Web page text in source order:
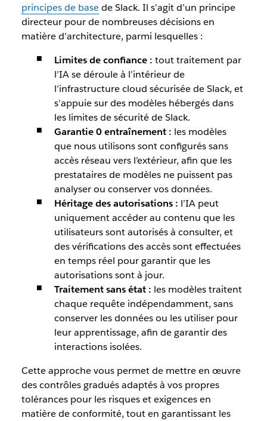
principes de basede Slack. Il s’agit d’un principe
directeur pour de nombreuses décisions en
matière d’architecture, parmi lesquelles :
Limites de confiance : tout traitement par
l’IA se déroule à l’intérieur de
l’infrastructure cloud sécurisée de Slack, et
s’appuie sur des modèles hébergés dans
les limites de sécurité de Slack.
Garantie 0 entraînement : les modèles
que nous utilisons sont configurés sans
accès réseau vers l’extérieur, afin que les
prestataires de modèles ne puissent pas
analyser ou conserver vos données.
Héritage des autorisations : l’IA peut
uniquement accéder au contenu que les
utilisateurs sont autorisés à consulter, et
des vérifications des accès sont effectuées
en temps réel pour garantir que les
autorisations sont à jour.
Traitement sans état : les modèles traitent
chaque requête indépendamment, sans
conserver les données ou les utiliser pour
leur apprentissage, afin de garantir des
interactions isolées.
Cette approche vous permet de mettre en œuvre
des contrôles gradués adaptés à vos propres
tolérances pour les risques et exigences en
matière de conformité, tout en garantissant les